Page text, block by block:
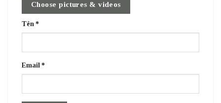
Choose pictures & videos
Tên *
Email *